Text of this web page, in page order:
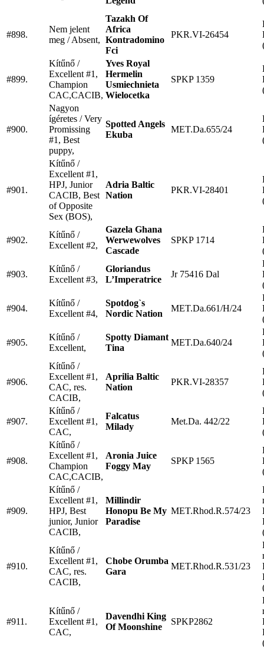
#898.
Nem jelent
meg / Absent,
Tazakh Of
Africa
Kontradomino
Fci
PKR.VI-26454
#899.
Kítűnő /
Excellent #1,
Champion
CAC,CACIB,
Yves Royal
Hermelin
Usmiechnieta
Wielocetka
SPKP 1359
#900.
Nagyon
ígéretes / Very
Promissing
#1, Best
puppy,
Spotted Angels
Ekuba
MET.Da.655/24
#901.
Kítűnő /
Excellent #1,
HPJ, Junior
CACIB, Best
of Opposite
Sex (BOS),
Adria Baltic
Nation
PKR.VI-28401
#902.
Kítűnő /
Excellent #2,
Gazela Ghana
Werwewolves
Cascade
SPKP 1714
#903.
Kítűnő /
Excellent #3,
Gloriandus
L’Imperatrice
Jr 75416 Dal
#904.
Kítűnő /
Excellent #4,
Spotdog`s
Nordic Nation
MET.Da.661/H/24
#905.
Kítűnő /
Excellent,
Spotty Diamant
Tina
MET.Da.640/24
#906.
Kítűnő /
Excellent #1,
CAC, res.
CACIB,
Aprilia Baltic
Nation
PKR.VI-28357
#907.
Kítűnő /
Excellent #1,
CAC,
Falcatus
Milady
Met.Da. 442/22
#908.
Kítűnő /
Excellent #1,
Champion
CAC,CACIB,
Aronia Juice
Foggy May
SPKP 1565
#909.
Kítűnő /
Excellent #1,
HPJ, Best
junior, Junior
CACIB,
Millindir
Honopu Be My
Paradise
MET.Rhod.R.574/23
#910.
Kítűnő /
Excellent #1,
CAC, res.
CACIB,
Chobe Orumba
Gara
MET.Rhod.R.531/23
#911.
Kítűnő /
Excellent #1,
CAC,
Davendhi King
Of Moonshine
SPKP2862